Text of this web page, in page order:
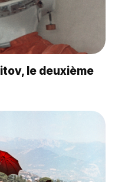
le deuxième